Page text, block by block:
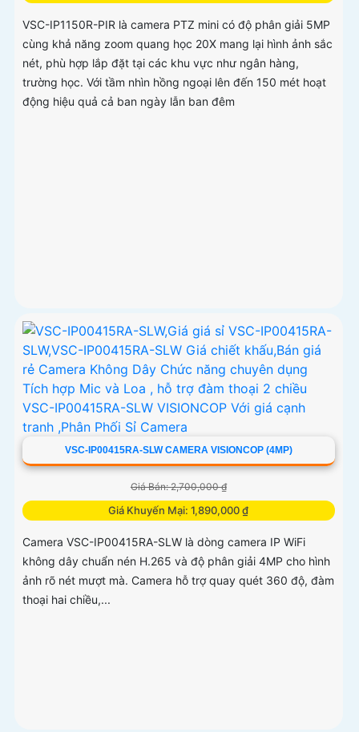
VSC-IP1150R-PIR là camera PTZ mini có độ phân giải 5MP
cùng khả năng zoom quang học 20X mang lại hình ảnh sắc
nét, phù hợp lắp đặt tại các khu vực như ngân hàng,
trường học. Với tầm nhìn hồng ngoại lên đến 150 mét hoạt
động hiệu quả cả ban ngày lẫn ban đêm
VSC-IP00415RA-SLW CAMERA VISIONCOP (4MP)
Giá Bán: 2,700,000 ₫
Giá Khuyến Mại: 1,890,000 ₫
Camera VSC-IP00415RA-SLW là dòng camera IP WiFi
không dây chuẩn nén H.265 và độ phân giải 4MP cho hình
ảnh rõ nét mượt mà. Camera hỗ trợ quay quét 360 độ, đàm
thoại hai chiều,...